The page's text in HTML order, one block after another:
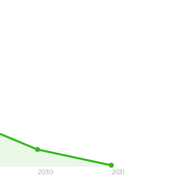
2030 2031